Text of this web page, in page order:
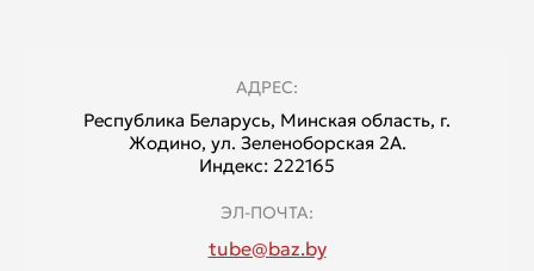
АДРЕС:
Республика Беларусь, Минская область, г.
Жодино, ул. Зеленоборская 2А.
Индекс: 222165
ЭЛ-ПОЧТА:
tube@baz.by